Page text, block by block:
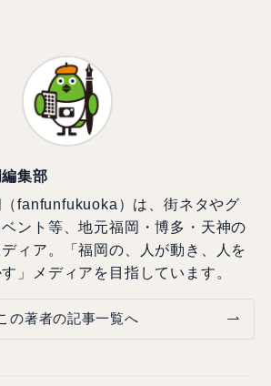
集部
fanfunfukuoka）は、街ネタやグ
ント等、地元福岡・博多・天神の
ィア。「福岡の、人が動き、人を
」メディアを目指しています。
の著者の記事一覧へ